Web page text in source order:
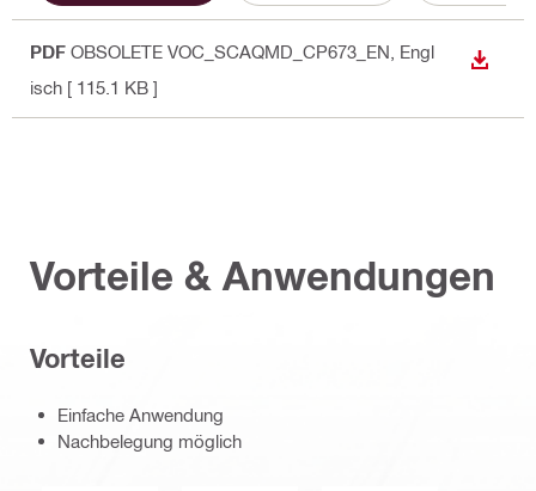
PDF OBSOLETE VOC_SCAQMD_CP673_EN , Engl
isch [ 115.1 KB ]
Vorteile & Anwendungen
Vorteile
Einfache Anwendung
Nachbelegung möglich